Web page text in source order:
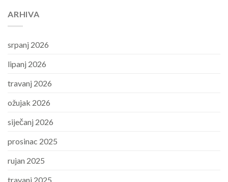
ARHIVA
srpanj 2026
lipanj 2026
travanj 2026
ožujak 2026
siječanj 2026
prosinac 2025
rujan 2025
travanj 2025